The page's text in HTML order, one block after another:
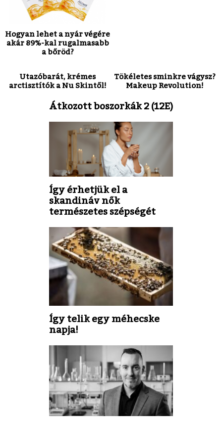
Hogyan lehet a nyár végére
akár 89%-kal rugalmasabb
a bőröd?
Utazóbarát, krémes
arctisztítók a Nu Skintől!
Tökéletes sminkre vágysz?
Makeup Revolution!
Átkozott boszorkák 2 (12E)
Így érhetjük el a
skandináv nők
természetes szépségét
Így telik egy méhecske
napja!